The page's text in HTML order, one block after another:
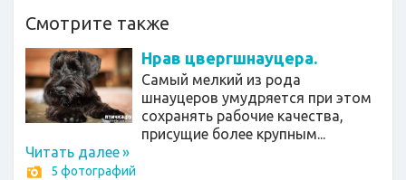
Смотрите также
Нрав цвергшнауцера.
Самый мелкий из рода
шнауцеров умудряется при этом
сохранять рабочие качества,
присущие более крупным...
Читать далее»
5 фотографий